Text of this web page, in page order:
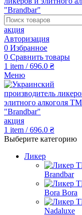
акция
Авторизация
0 Избранное
0 Сравнить товары
1 item / 696.0 ₴
Меню
акция
1 item / 696.0 ₴
Выберите категорию
Ликер
Brandbar
Bora Bora
Nadaluxe